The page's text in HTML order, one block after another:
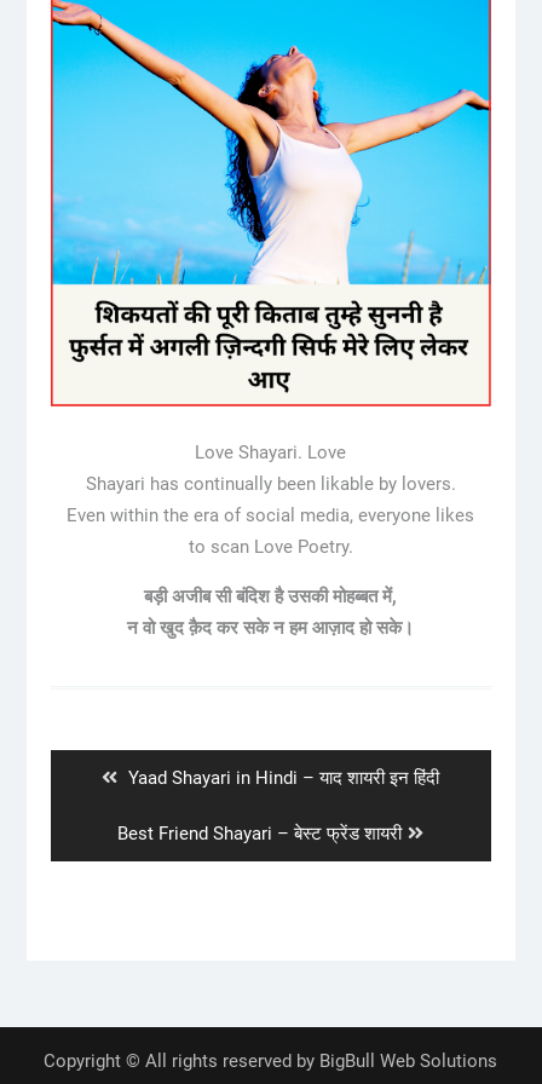
Love Shayari. Love
Shayari has continually been likable by lovers.
Even within the era of social media, everyone likes
to scan Love Poetry.
बड़ी अजीब सी बंदिश है उसकी मोहब्बत में,
न वो खुद क़ैद कर सके न हम आज़ाद हो सके।
Previous
Yaad Shayari in Hindi – याद शायरी इन हिंदी
Next
post:
Best Friend Shayari – बेस्ट फ्रेंड शायरी
Copyright © All rights reserved by BigBull Web Solutions